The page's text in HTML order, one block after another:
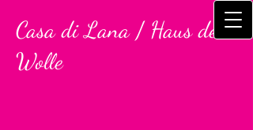
Casa di L​ana / Haus der
Wolle